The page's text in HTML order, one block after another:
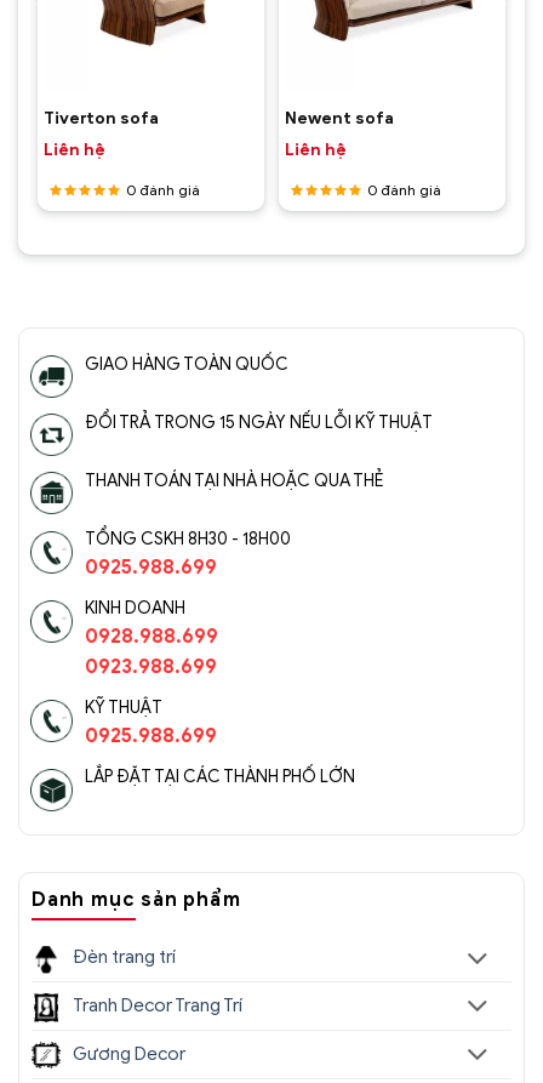
Tiverton sofa
Liên hệ
Được
55 sao
0 đánh giá
Newent sofa
Liên hệ
Được
55 sao
0 đánh giá
GIAO HÀNG TOÀN QUỐC
ĐỔI TRẢ TRONG 15 NGÀY NẾU LỖI KỸ THUẬT
THANH TOÁN TẠI NHÀ HOẶC QUA THẺ
TỔNG CSKH 8H30 - 18H00
0925.988.699
KINH DOANH
0928.988.699
0923.988.699
KỸ THUẬT
0925.988.699
LẮP ĐẶT TẠI CÁC THÀNH PHỐ LỚN
Danh mục sản phẩm
Đèn trang trí
Tranh Decor Trang Trí
Gương Decor